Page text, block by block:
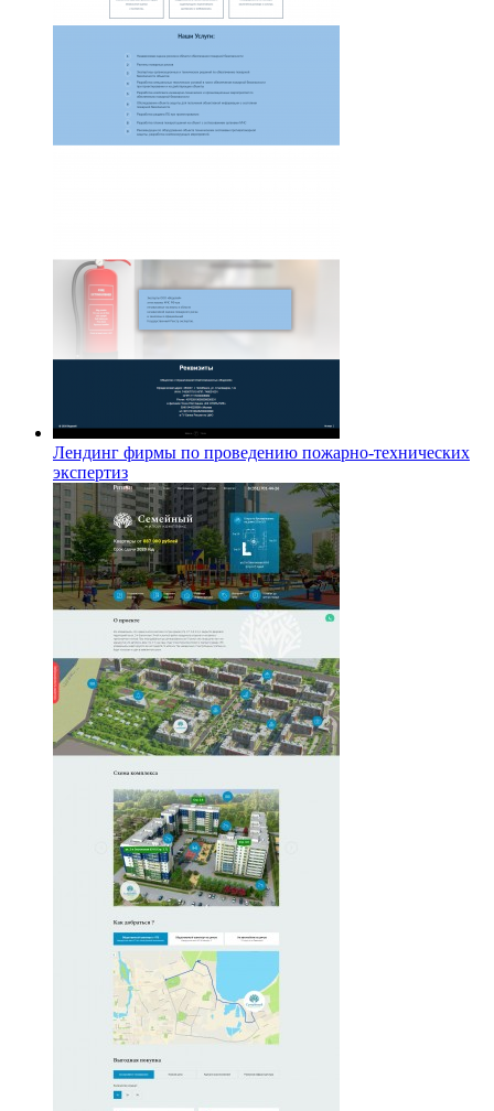
Лендинг фирмы по проведению пожарно-технических
экспертиз